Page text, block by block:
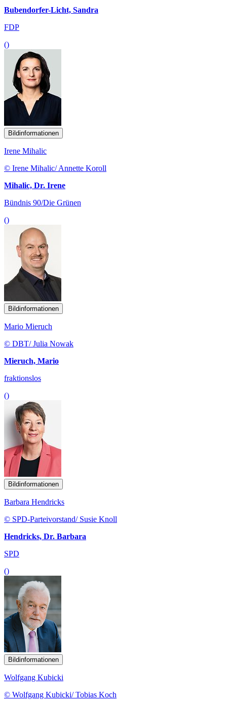
Bubendorfer-Licht, Sandra
FDP
()
Bildinformationen
Irene Mihalic
© Irene Mihalic/ Annette Koroll
Mihalic, Dr. Irene
Bündnis 90/Die Grünen
()
Bildinformationen
Mario Mieruch
© DBT/ Julia Nowak
Mieruch, Mario
fraktionslos
()
Bildinformationen
Barbara Hendricks
© SPD-Parteivorstand/ Susie Knoll
Hendricks, Dr. Barbara
SPD
()
Bildinformationen
Wolfgang Kubicki
© Wolfgang Kubicki/ Tobias Koch